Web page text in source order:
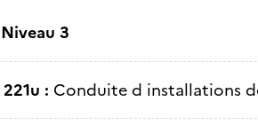
Niveau 3
221u : Conduite d installations